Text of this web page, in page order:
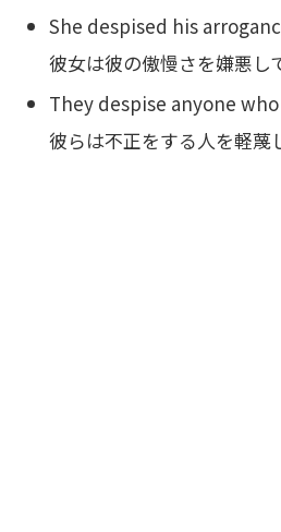
She despised his
彼女は彼の傲慢さを嫌悪し
They despise anyone
彼らは不正をする人を軽蔑